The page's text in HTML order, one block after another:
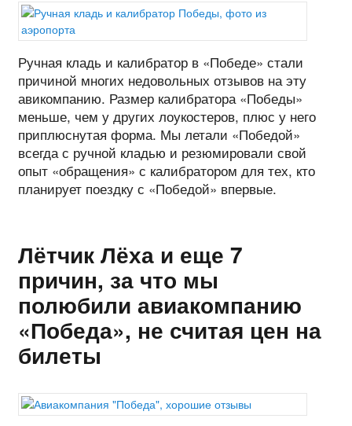
Ручная кладь и калибратор в «Победе» стали
причиной многих недовольных отзывов на эту
авикомпанию. Размер калибратора «Победы»
меньше, чем у других лоукостеров, плюс у него
приплюснутая форма. Мы летали «Победой»
всегда с ручной кладью и резюмировали свой
опыт «обращения» с калибратором для тех, кто
планирует поездку с «Победой» впервые.
Лётчик Лёха и еще 7
причин, за что мы
полюбили авиакомпанию
«Победа», не считая цен на
билеты